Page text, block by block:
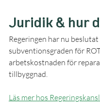
Juridik & hur
Regeringen har nu
subventionsgraden för
arbetskostnaden för
tillbyggnad.
Läs mer hos